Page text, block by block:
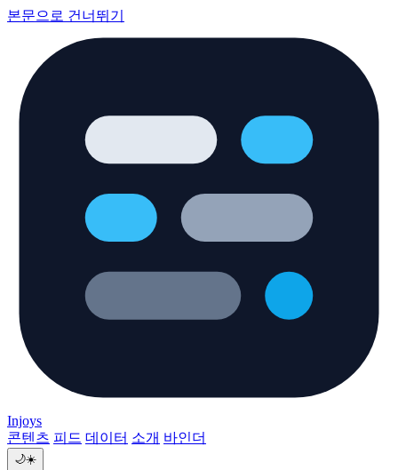
본문으로 건너뛰기
Injoys
콘텐츠 피드 데이터 소개 바인더
🌙☀️